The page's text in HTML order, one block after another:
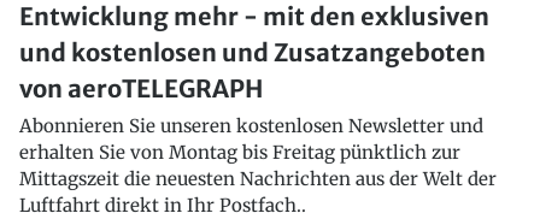
Entwicklung mehr - mit den exklusiven
und kostenlosen und Zusatzangeboten
von aeroTELEGRAPH
Abonnieren Sie unseren kostenlosen Newsletter und
erhalten Sie von Montag bis Freitag pünktlich zur
Mittagszeit die neuesten Nachrichten aus der Welt der
Luftfahrt direkt in Ihr Postfach..